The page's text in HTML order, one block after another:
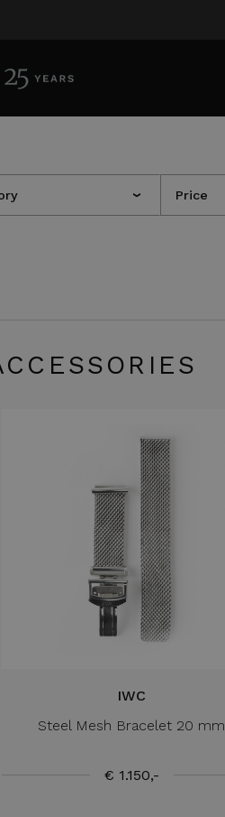
› Price
IWC
Steel Mesh Bracelet 20 mm
€ 1.150,-